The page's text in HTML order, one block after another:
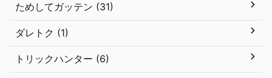
ためしてガッテン (31)
ダレトク (1)
トリックハンター (6)